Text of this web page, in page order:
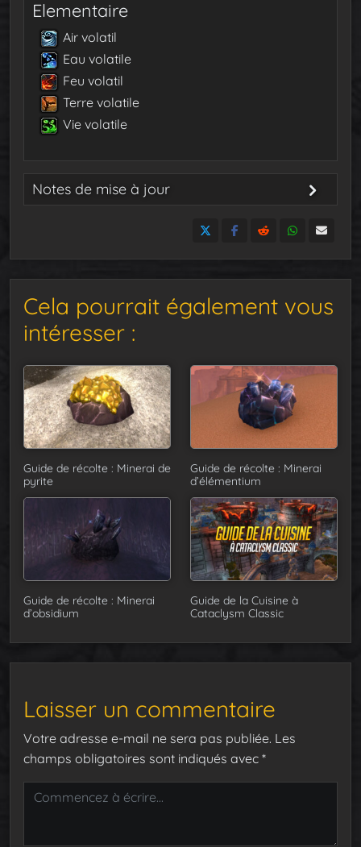
Elementaire
Air volatil
Eau volatile
Feu volatil
Terre volatile
Vie volatile
Notes de mise à jour
Cela pourrait également vous
intéresser :
Guide de récolte : Minerai de
pyrite
Guide de récolte : Minerai
d’élémentium
Guide de récolte : Minerai
d’obsidium
Guide de la Cuisine à
Cataclysm Classic
Laisser un commentaire
Votre adresse e-mail ne sera pas publiée. Les
champs obligatoires sont indiqués avec *